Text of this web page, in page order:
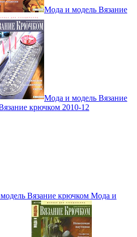
Мода и модель Вязание
Мода и модель Вязание
крючком 2010-12
Вязание крючком Мода и